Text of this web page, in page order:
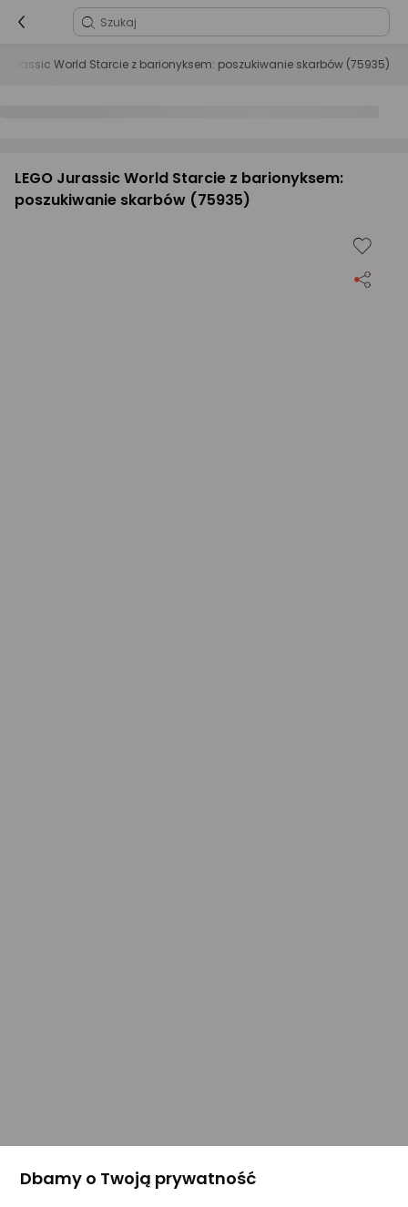
Jurassic World Starcie z barionyksem: poszukiwanie skarbów (75935)
LEGO Jurassic World Starcie z barionyksem:
poszukiwanie skarbów (75935)
Dbamy o Twoją prywatność